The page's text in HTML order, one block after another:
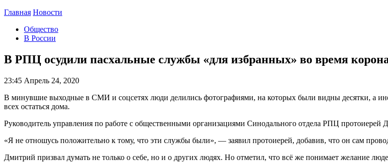
Главная Новости
Общество
В России
В РПЦ осудили пасхальные службы «для избранных» во время
23:45 Апрель 24, 2020
В минувшие выходные в СМИ и соцсетях люди делились фотографиями, на которых были видны десятки, а
всех остаться дома.
Руководитель управления по работе с общественными организациями Синодального отдела РПЦ протоиерей
«Я не отношусь положительно к тому, что эти службы были», — заявил протоиерей, добавив, что он сам
Дмитрий призвал думать не только о себе, но и о других людях. Но отметил, что всё же понимает желание